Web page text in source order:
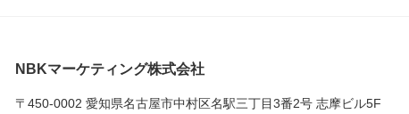
NBKマーケティング株式会社
〒450-0002 愛知県名古屋市中村区名駅三丁目3番2号 志摩ビル5F